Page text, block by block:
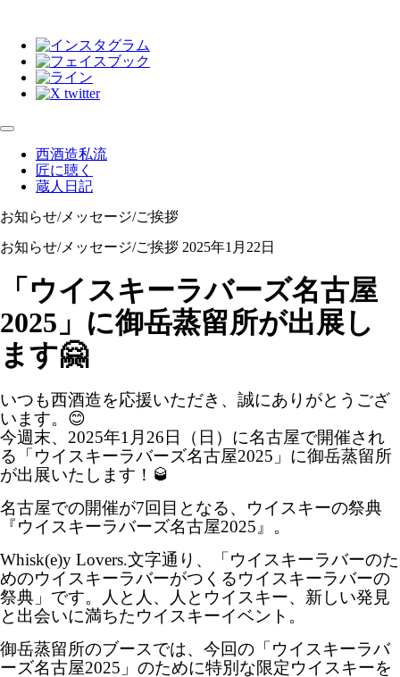
西酒造私流
匠に聴く
蔵人日記
お知らせ/メッセージ/ご挨拶
お知らせ/メッセージ/ご挨拶 2025年1月22日
「ウイスキーラバーズ名古屋
2025」に御岳蒸留所が出展し
ます🤗
いつも西酒造を応援いただき、誠にありがとうござ
います。😊
今週末、2025年1月26日（日）に名古屋で開催され
る「ウイスキーラバーズ名古屋2025」に御岳蒸留所
が出展いたします！🥃
名古屋での開催が7回目となる、ウイスキーの祭典
『ウイスキーラバーズ名古屋2025』。
Whisk(e)y Lovers.文字通り、「ウイスキーラバーのた
めのウイスキーラバーがつくるウイスキーラバーの
祭典」です。人と人、人とウイスキー、新しい発見
と出会いに満ちたウイスキーイベント。
御岳蒸留所のブースでは、今回の「ウイスキーラバ
ーズ名古屋2025」のために特別な限定ウイスキーを